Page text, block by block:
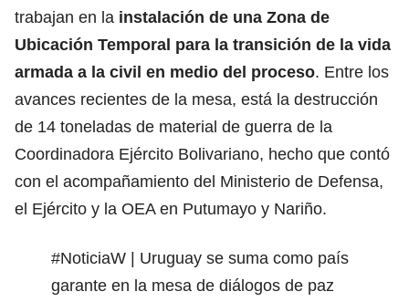
trabajan en la instalación de una Zona de
Ubicación Temporal para la transición de la vida
armada a la civil en medio del proceso. Entre los
avances recientes de la mesa, está la destrucción
de 14 toneladas de material de guerra de la
Coordinadora Ejército Bolivariano, hecho que contó
con el acompañamiento del Ministerio de Defensa,
el Ejército y la OEA en Putumayo y Nariño.
#NoticiaW | Uruguay se suma como país
garante en la mesa de diálogos de paz